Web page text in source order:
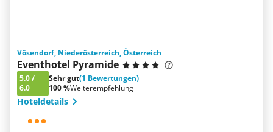
Vösendorf, Niederösterreich, Österreich
Eventhotel Pyramide
5.0/
6.0
Sehr gut(1 Bewertungen)
100 %Weiterempfehlung
Hoteldetails